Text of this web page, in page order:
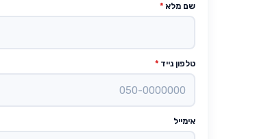
שם מלא *
טלפון נייד *
אימייל